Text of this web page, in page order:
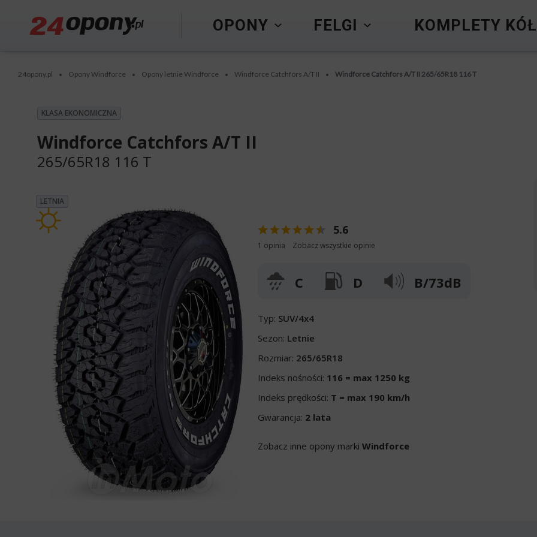
OPONY FELGI KOMPLETY KÓŁ
24opony.pl • Opony Windforce • Opony letnie Windforce • Windforce Catchfors A/T II • Windforce Catchfors A/T II 265/65R18 116 T
KLASA EKONOMICZNA
Windforce Catchfors A/T II
265/65R18 116 T
LETNIA
5.6
1 opinia Zobacz wszystkie opinie
C D B/73dB
Typ: SUV/4x4
Sezon: Letnie
Rozmiar: 265/65R18
Indeks nośności: 116 = max 1250 kg
Indeks prędkości: T = max 190 km/h
Gwarancja: 2 lata
Zobacz inne opony markiWindforce